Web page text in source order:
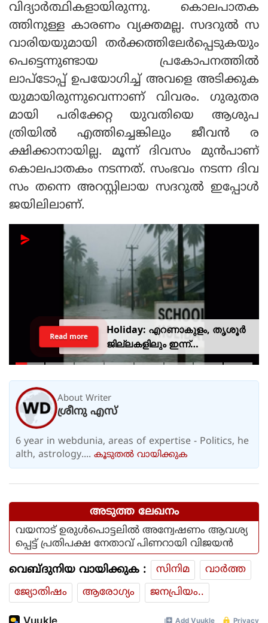
വിദ്യാര്‍ത്ഥികളായിരുന്നു. കൊലപാതക
ത്തിനുള്ള കാരണം വ്യക്തമല്ല. സദറുല്‍ സ
വാരിയയുമായി തര്‍ക്കത്തിലേര്‍പ്പെടുകയും
പെട്ടെന്നുണ്ടായ പ്രകോപനത്തില്‍
ലാപ്‌ടോപ്പ് ഉപയോഗിച്ച് അവളെ അടിക്കുക
യുമായിരുന്നുവെന്നാണ് വിവരം. ഗുരുതര
മായി പരിക്കേറ്റ യുവതിയെ ആശുപ
ത്രിയില്‍ എത്തിച്ചെങ്കിലും ജീവന്‍ ര
ക്ഷിക്കാനായില്ല. മൂന്ന് ദിവസം മുന്‍പാണ്
കൊലപാതകം നടന്നത്. സംഭവം നടന്ന ദിവ
സം തന്നെ അറസ്റ്റിലായ സദറുല്‍ ഇപ്പോള്‍
ജയിലിലാണ്.
Holiday: എറണാകുളം, തൃശൂർ
ജില്ലകളിലും ഇന്ന്
അവധിയാണേ..!
Read more
About Writer
ശ്രീനു എസ്
6 year in webdunia, areas of expertise - Politics, he
alth, astrology.... കൂടുതല്‍ വായിക്കുക
അടുത്ത ലേഖനം
വയനാട് ഉരുള്‍പൊട്ടലില്‍ അന്വേഷണം ആവശ്യ
പ്പെട്ട് പ്രതിപക്ഷ നേതാവ് പിണറായി വിജയന്‍
വെബ്ദുനിയ വായിക്കുക : സിനിമ
വാര്‍ത്ത
ജ്യോതിഷം
ആരോഗ്യം ജനപ്രിയം..